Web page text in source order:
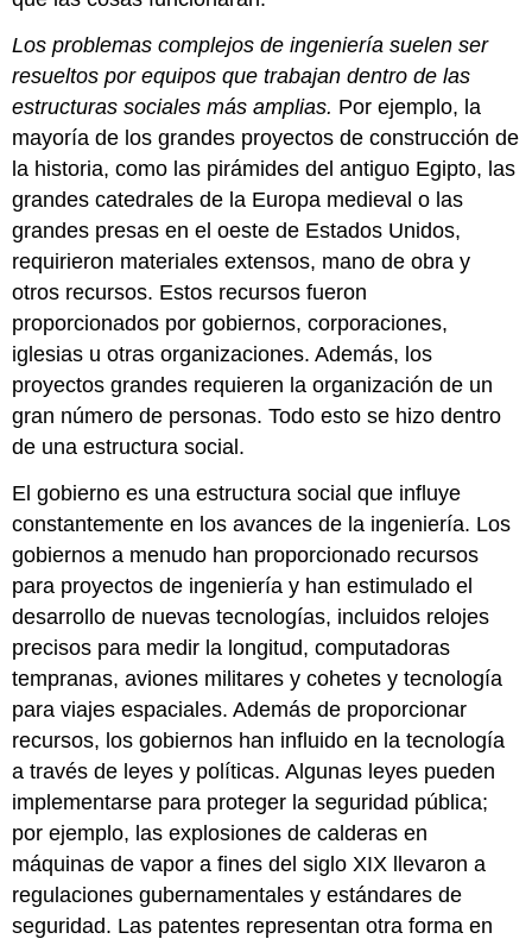
Los problemas complejos de ingeniería suelen ser
resueltos por equipos que trabajan dentro de las
estructuras sociales más amplias. Por ejemplo, la
mayoría de los grandes proyectos de construcción de
la historia, como las pirámides del antiguo Egipto, las
grandes catedrales de la Europa medieval o las
grandes presas en el oeste de Estados Unidos,
requirieron materiales extensos, mano de obra y
otros recursos. Estos recursos fueron
proporcionados por gobiernos, corporaciones,
iglesias u otras organizaciones. Además, los
proyectos grandes requieren la organización de un
gran número de personas. Todo esto se hizo dentro
de una estructura social.
El gobierno es una estructura social que influye
constantemente en los avances de la ingeniería. Los
gobiernos a menudo han proporcionado recursos
para proyectos de ingeniería y han estimulado el
desarrollo de nuevas tecnologías, incluidos relojes
precisos para medir la longitud, computadoras
tempranas, aviones militares y cohetes y tecnología
para viajes espaciales. Además de proporcionar
recursos, los gobiernos han influido en la tecnología
a través de leyes y políticas. Algunas leyes pueden
implementarse para proteger la seguridad pública;
por ejemplo, las explosiones de calderas en
máquinas de vapor a fines del siglo XIX llevaron a
regulaciones gubernamentales y estándares de
seguridad. Las patentes representan otra forma en